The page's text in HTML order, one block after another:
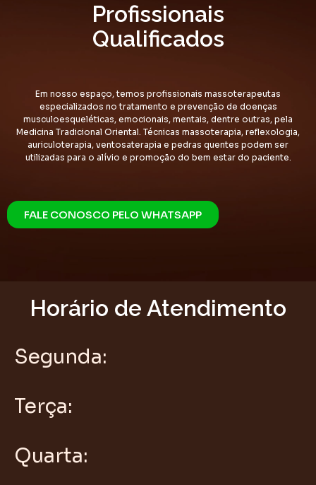
Profissionais
Qualificados
Em nosso espaço, temos profissionais massoterapeutas
especializados no tratamento e prevenção de doenças
musculoesqueléticas, emocionais, mentais, dentre outras, pela
Medicina Tradicional Oriental. Técnicas massoterapia, reflexologia,
auriculoterapia, ventosaterapia e pedras quentes podem ser
utilizadas para o alívio e promoção do bem estar do paciente.
FALE CONOSCO PELO WHATSAPP
Horário de Atendimento
Segunda:
Terça:
Quarta: